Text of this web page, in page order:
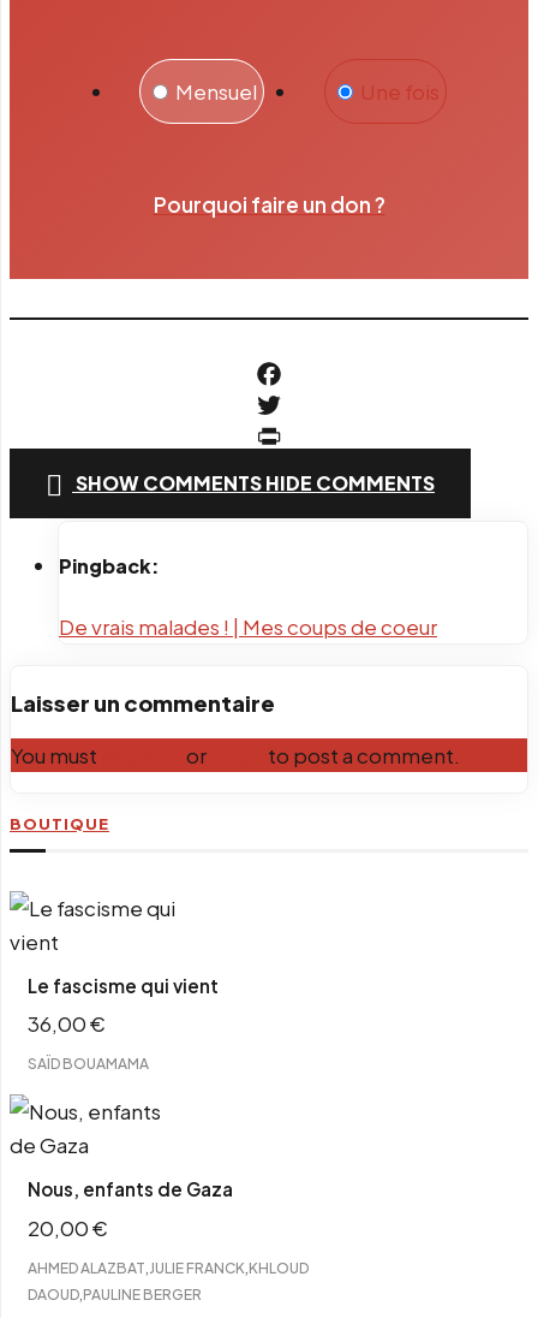
Une fois
Mensuel
Pourquoi faire un don ?
Email SHOW COMMENTSHIDE COMMENTS
Pingback:
De vrais malades ! | Mes coups de coeur
Laisser un commentaire
You must or to post a comment.
BOUTIQUE
Le fascisme qui vient
36,00€
SAÏD BOUAMAMA
Nous, enfants de Gaza
20,00€
AHMED ALAZBAT JULIE FRANCK KHLOUD
DAOUD PAULINE BERGER